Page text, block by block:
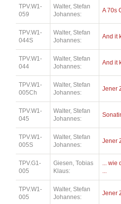
TPV.W1-
059
Walter, Stefan
Johannes:
A 70s
TPV.W1-
044S
Walter, Stefan
Johannes:
And it
TPV.W1-
044
Walter, Stefan
Johannes:
And it
TPV.W1-
005Ch
Walter, Stefan
Johannes:
Jener
TPV.W1-
045
Walter, Stefan
Johannes:
TPV.W1-
005S
Walter, Stefan
Johannes:
Jener
TPV.G1-
005
Giesen, Tobias
Klaus:
... wie
...
TPV.W1-
005
Walter, Stefan
Johannes:
Jener